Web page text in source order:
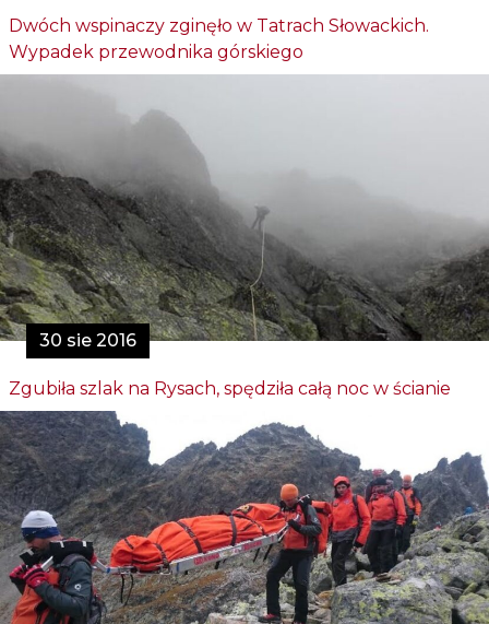
Dwóch wspinaczy zginęło w Tatrach Słowackich.
Wypadek przewodnika górskiego
30 sie 2016
Zgubiła szlak na Rysach, spędziła całą noc w ścianie